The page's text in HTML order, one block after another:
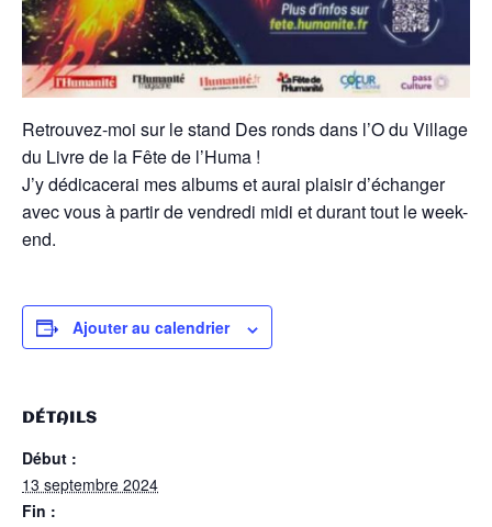
Retrouvez-moi sur le stand Des ronds dans l’O du Village
du Livre de la Fête de l’Huma !
J’y dédicacerai mes albums et aurai plaisir d’échanger
avec vous à partir de vendredi midi et durant tout le week-
end.
Ajouter au calendrier
DÉTAILS
Début :
13 septembre 2024
Fin :